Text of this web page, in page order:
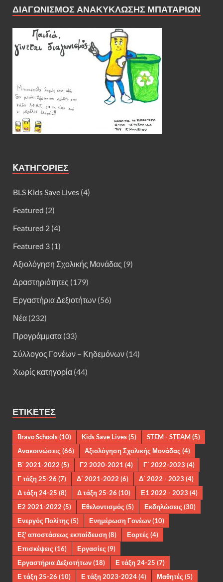
ΔΙΑΓΩΝΙΣΜΌΣ ΑΝΑΚΎΚΛΩΣΗΣ ΜΠΑΤΑΡΙΏΝ
KΑΤΗΓΟΡΊΕΣ
BLS Kids Save Lives (4)
Featured (2)
Featured 2 (4)
Featured 3 (1)
Αξιολόγηση Σχολικής Μονάδας (9)
Δραστηριότητες (179)
Εργαστήρια Δεξιοτήτων (56)
Νέα (232)
Προγράμματα (33)
Σύλλογος Γονέων – Κηδεμόνων (14)
Χωρίς κατηγορία (44)
ΕΤΙΚΈΤΕΣ
Bravo Schools(10) Kids Save Lives(5) STEM - STEAM(5)
Ανακοινώσεις (66) Αξιολόγηση Σχολικής Μονάδας (4)
Β΄ 2021-2022 (5) Γ2 2020-2021 (4) Γ΄ 2022-2023 (4)
Γ τάξη 25-26 (7) Δ΄ 2021-2022 (6) Δ΄ 2022 - 2023 (4)
Δ τάξη 24-25 (8) Δ τάξη 25-26 (10) Ε1 2022 - 2023 (4)
Ε2 2021-2022 (5) Εθελοντισμός (5) Εκδηλώσεις (30)
Ενεργός Πολίτης (5) Ενημέρωση Γονέων(10)
Εξ' αποστάσεως εκπαίδευση(8) Εορτές (4)
Επισκέψεις (16) Εργασίες (9)
Εργαστήρια Δεξιοτήτων(18) Ε τάξη 24-25 (7)
Ε τάξη 25-26 (10) Ε τάξη 2023-2024(4) Μαθητές (5)